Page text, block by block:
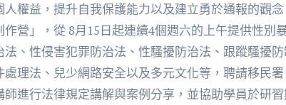
人權益，提升自我保護能力以及建立勇於通報的觀
作營」，從 8月15日起連續4個週六的上午提供性別
法、性侵害犯罪防治法、性騷擾防治法、跟蹤騷擾
處理法、兒少網路安全以及多元文化等，聘請移民
師進行法律規定講解與案例分享，並協助學員於研